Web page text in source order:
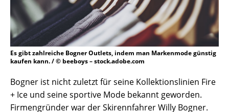
Es gibt zahlreiche Bogner Outlets, indem man Markenmode günstig
kaufen kann. / © beeboys – stock.adobe.com
Bogner ist nicht zuletzt für seine Kollektionslinien Fire
+ Ice und seine sportive Mode bekannt geworden.
Firmengründer war der Skirennfahrer Willy Bogner.